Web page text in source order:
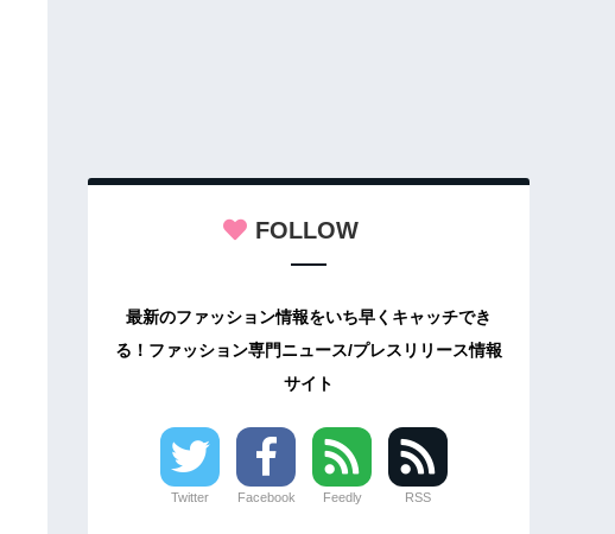
FOLLOW
最新のファッション情報をいち早くキャッチでき
る！ファッション専門ニュース/プレスリリース情報
サイト
Twitter Facebook Feedly RSS